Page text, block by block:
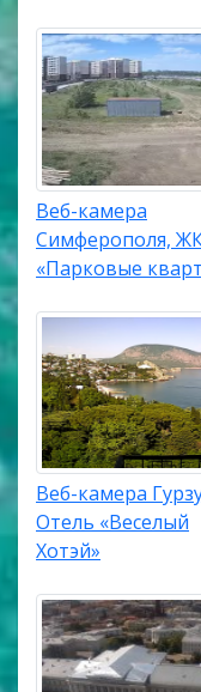
Веб-камера
Симферополя,
«Парковые
Веб-камера
Отель «Веселый
Хотэй»